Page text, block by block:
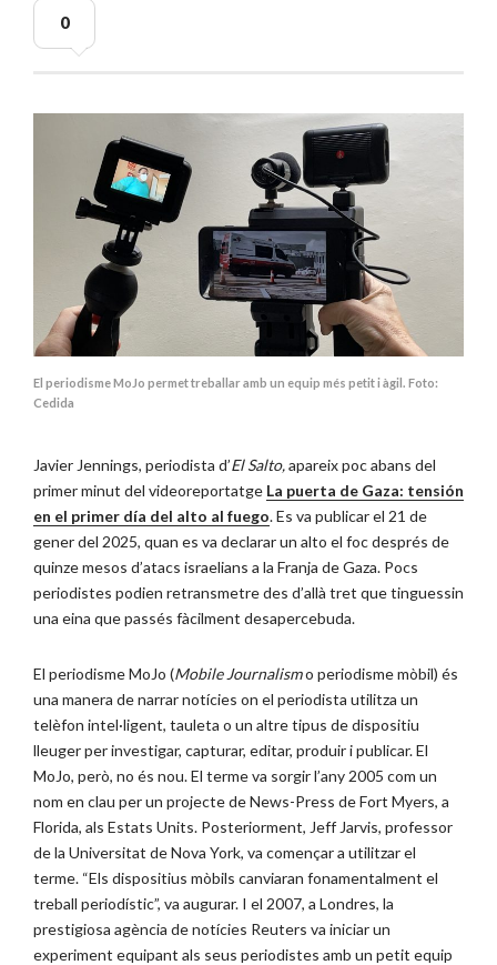
0
El periodisme MoJo permet treballar amb un equip més petit i àgil. Foto:
Cedida
Javier Jennings, periodista d’El Salto,apareix poc abans del
primer minut del videoreportatge La puerta de Gaza: tensión
en el primer día del alto al fuego. Es va publicar el 21 de
gener del 2025, quan es va declarar un alto el foc després de
quinze mesos d’atacs israelians a la Franja de Gaza. Pocs
periodistes podien retransmetre des d’allà tret que tinguessin
una eina que passés fàcilment desapercebuda.
El periodisme MoJo (Mobile Journalismo periodisme mòbil) és
una manera de narrar notícies on el periodista utilitza un
telèfon intel·ligent, tauleta o un altre tipus de dispositiu
lleuger per investigar, capturar, editar, produir i publicar. El
MoJo, però, no és nou. El terme va sorgir l’any 2005 com un
nom en clau per un projecte de News-Press de Fort Myers, a
Florida, als Estats Units. Posteriorment, Jeff Jarvis, professor
de la Universitat de Nova York, va començar a utilitzar el
terme. “Els dispositius mòbils canviaran fonamentalment el
treball periodístic”, va augurar. I el 2007, a Londres, la
prestigiosa agència de notícies Reuters va iniciar un
experiment equipant als seus periodistes amb un petit equip